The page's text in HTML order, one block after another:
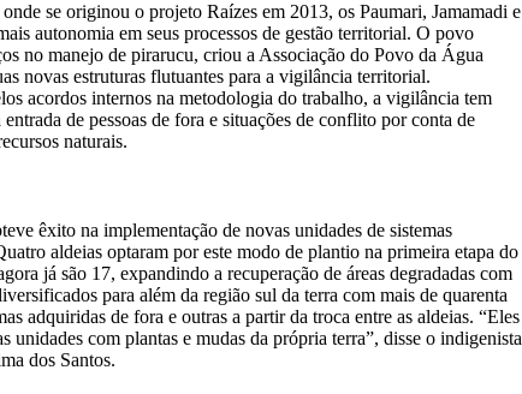
se originou o projeto Raízes em 2013, os Paumari, Jamamadi e
autonomia em seus processos de gestão territorial. O povo
no manejo de pirarucu, criou a Associação do Povo da Água
novas estruturas flutuantes para a vigilância territorial.
acordos internos na metodologia do trabalho, a vigilância tem
de pessoas de fora e situações de conflito por conta de
naturais.
êxito na implementação de novas unidades de sistemas
aldeias optaram por este modo de plantio na primeira etapa do
já são 17, expandindo a recuperação de áreas degradadas com
para além da região sul da terra com mais de quarenta
adquiridas de fora e outras a partir da troca entre as aldeias. “Eles
unidades com plantas e mudas da própria terra”, disse o indigenista
dos Santos.